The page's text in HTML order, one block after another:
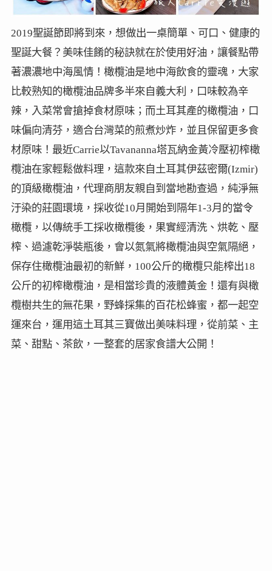
2019聖誕節即將到來，想做出一桌簡單、可口、健康的
聖誕大餐？美味佳餚的秘訣就在於使用好油，讓餐點帶
著濃濃地中海風情！橄欖油是地中海飲食的靈魂，大家
比較熟知的橄欖油品牌多半來自義大利，口味較為辛
辣，入菜常會搶掉食材原味；而土耳其產的橄欖油，口
味偏向清芬，適合台灣菜的煎煮炒炸，並且保留更多食
材原味！最近Carrie以Tavananna塔瓦納金黃冷壓初榨橄
欖油在家輕鬆做料理，這款來自土耳其伊茲密爾(Izmir)
的頂級橄欖油，代理商朋友親自到當地勘查過，純淨無
汙染的莊園環境，採收從10月開始到隔年1-3月的當令
橄欖，以傳統手工採收橄欖後，果實經清洗、烘乾、壓
榨、過濾乾淨裝瓶後，會以氮氣將橄欖油與空氣隔絕，
保存住橄欖油最初的新鮮，100公斤的橄欖只能榨出18
公斤的初榨橄欖油，是相當珍貴的液體黃金！還有與橄
欖樹共生的無花果，野蜂採集的百花松蜂蜜，都一起空
運來台，運用這土耳其三寶做出美味料理，從前菜、主
菜、甜點、茶飲，一整套的居家食譜大公開！